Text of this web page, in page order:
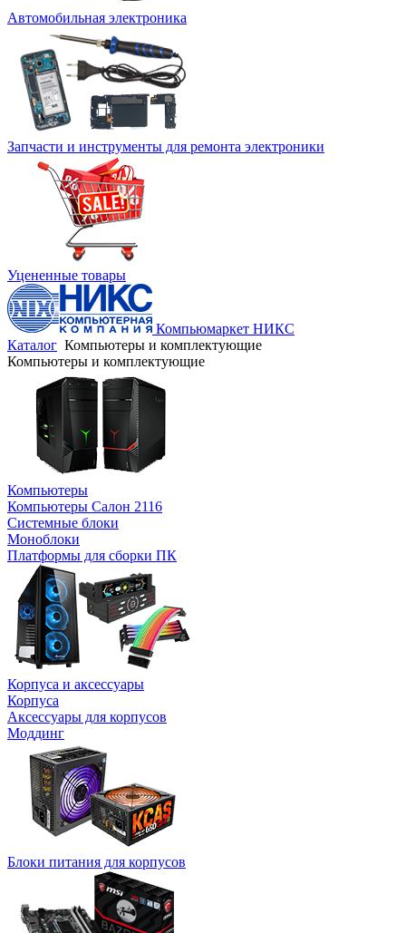
Автомобильная электроника
Запчасти и инструменты для ремонта электроники
Уцененные товары
Компьюмаркет НИКС
Каталог Компьютеры и комплектующие
Компьютеры и комплектующие
Компьютеры
Компьютеры Салон 2116
Системные блоки
Моноблоки
Платформы для сборки ПК
Корпуса и аксессуары
Корпуса
Аксессуары для корпусов
Моддинг
Блоки питания для корпусов